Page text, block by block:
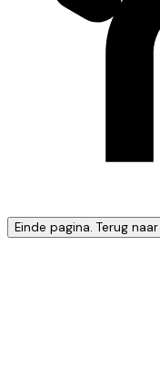
Einde pagina. Terug